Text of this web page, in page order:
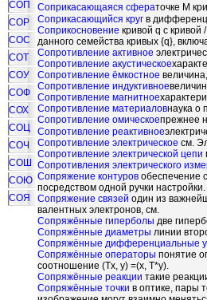
СОП
СОР
СОС
СОТ
СОУ
СОФ
СОХ
СОЦ
СОЧ
СОШ
СОЮ
СОЯ
Соприкасающаяся сфераточке М
Соприкасающийся круг в
Соприкосновение кривой q с
данного семейства кривых {q},
Сопротивление активное
Сопротивление акустическое
Сопротивление ёмкостное
Сопротивление индуктивное
Сопротивление магнитное
Сопротивление материаловнаука о
Сопротивление омическоепрежнее
Сопротивление реактивное
Сопротивление электрическое см.
Сопротивление электрической цепи
Сопротивления электрического
Сопряжение контуров обеспечение
посредством одной ручки настройки.
Сопряжение связей один из
валентных электронов, см.
Сопряжённые гиперболы две
Сопряжённые диаметры линии
Сопряжённые дифференциальные
Сопряжённые операторы понятие
соотношение (Tx, у) =(х, Т*у).
Сопряжённые реакции такие
Сопряжённые точки в оптике, пары